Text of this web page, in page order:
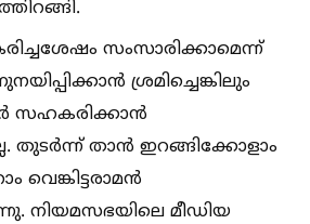
സംസാരിക്കാമെന്ന്
ശ്രമിച്ചെങ്കിലും
സഹകരിക്കാന്‍
തുടര്‍ന്ന് താന്‍ ഇറങ്ങിക്കോളാം
വെങ്കിട്ടരാമന്‍
നിയമസഭയിലെ മീഡിയ